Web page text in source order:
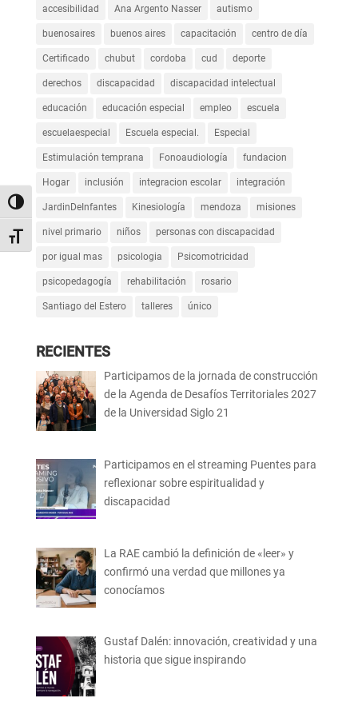
Alternar alto contraste
Alternar tamaño de letra
accesibilidad Ana Argento Nasser autismo
buenosaires buenos aires capacitación centro de día
Certificado chubut cordoba cud deporte
derechos discapacidad discapacidad intelectual
educación educación especial empleo escuela
escuelaespecial Escuela especial. Especial
Estimulación temprana Fonoaudiología fundacion
Hogar inclusión integracion escolar integración
JardinDeInfantes Kinesiología mendoza misiones
nivel primario niños personas con discapacidad
por igual mas psicologia Psicomotricidad
psicopedagogía rehabilitación rosario
Santiago del Estero talleres único
RECIENTES
Participamos de la jornada de construcción
de la Agenda de Desafíos Territoriales 2027
de la Universidad Siglo 21
Participamos en el streaming Puentes para
reflexionar sobre espiritualidad y
discapacidad
La RAE cambió la definición de «leer» y
confirmó una verdad que millones ya
conocíamos
Gustaf Dalén: innovación, creatividad y una
historia que sigue inspirando